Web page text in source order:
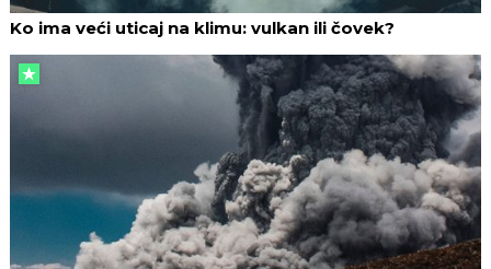
Ko ima veći uticaj na klimu: vulkan ili čovek?